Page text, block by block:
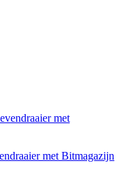
met Bitmagazijn